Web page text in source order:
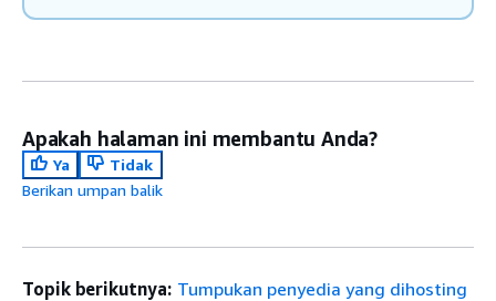
Apakah halaman ini membantu Anda?
Ya
Tidak
Berikan umpan balik
Topik berikutnya: Tumpukan penyedia yang dihosting